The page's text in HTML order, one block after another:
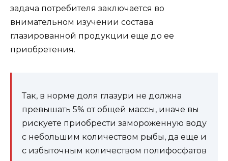
задача потребителя заключается во
внимательном изучении состава
глазированной продукции еще до ее
приобретения.
Так, в норме доля глазури не должна
превышать 5% от общей массы, иначе вы
рискуете приобрести замороженную воду
с небольшим количеством рыбы, да еще и
с избыточным количеством полифосфатов